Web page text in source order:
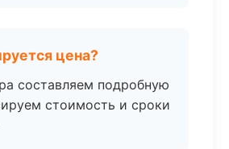
цена?
составляем подробную
стоимость и сроки